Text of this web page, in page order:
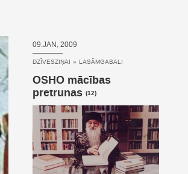
09.JAN, 2009
DZĪVESZIŅAI » LASĀMGABALI
OSHO mācības
pretrunas (12)